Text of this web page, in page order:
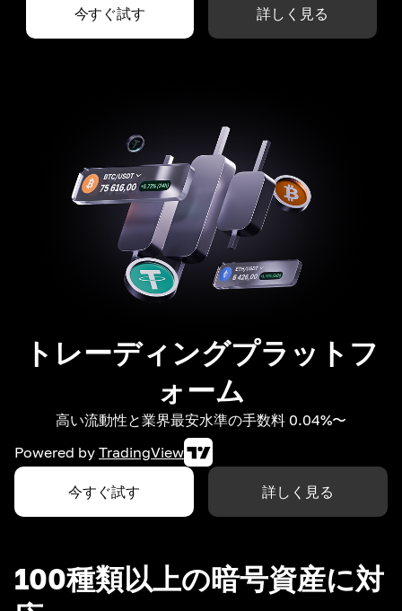
今すぐ試す 詳しく見る
トレーディングプラットフ
ォーム
高い流動性と業界最安水準の手数料 0.04%〜
Powered by TradingView
今すぐ試す 詳しく見る
100種類以上の暗号資産に対